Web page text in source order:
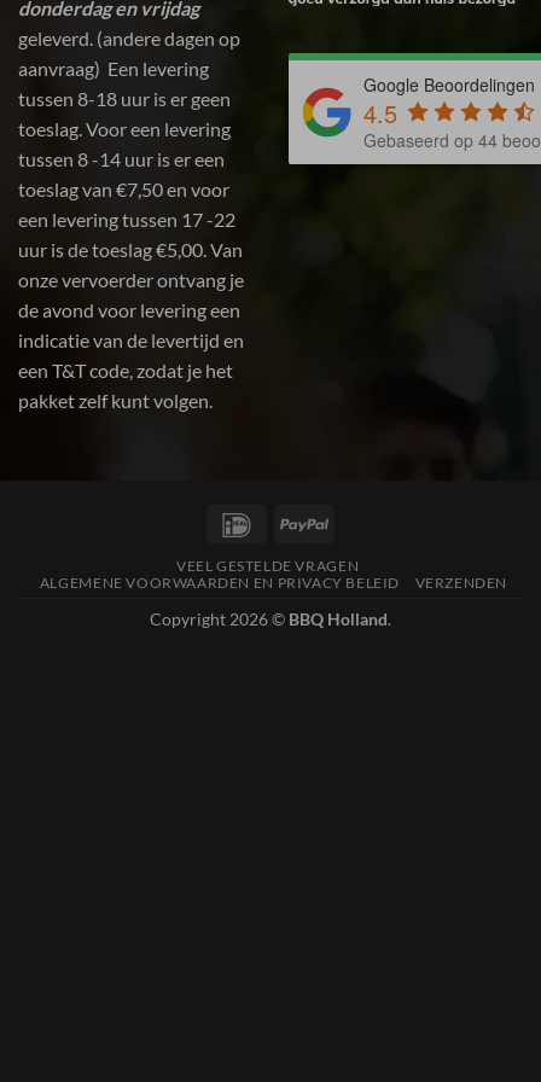
donderdag en vrijdag
geleverd. (andere dagen op
aanvraag) Een levering
tussen 8-18 uur is er geen
toeslag. Voor een levering
tussen 8 -14 uur is er een
toeslag van €7,50 en voor
een levering tussen 17 -22
uur is de toeslag €5,00. Van
onze vervoerder ontvang je
de avond voor levering een
indicatie van de levertijd en
een T&T code, zodat je het
pakket zelf kunt volgen.
Google Beoordelingen
4.5
Gebaseerd op 44
IDeal
VEEL GESTELDE VRAGEN
ALGEMENE VOORWAARDEN EN PRIVACY BELEID
VERZENDEN
Copyright 2026 © BBQ Holland.